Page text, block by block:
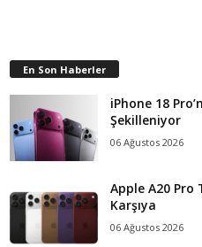
En Son Haberler
iPhone 18
Şekilleniyor
06 Ağustos 2026
Apple A20 Pro
Karşıya
06 Ağustos 2026